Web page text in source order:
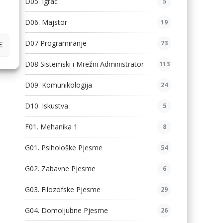
D06. Majstor 19
D07 Programiranje 73
D08 Sistemski i Mrežni Administrator 113
D09. Komunikologija 24
D10. Iskustva 5
F01. Mehanika 1 8
G01. Psihološke Pjesme 54
G02. Zabavne Pjesme 6
G03. Filozofske Pjesme 29
G04. Domoljubne Pjesme 26